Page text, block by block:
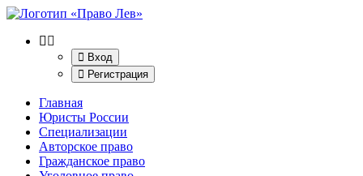
Вход
Регистрация
Главная
Юристы России
Специализации
Авторское право
Гражданское право